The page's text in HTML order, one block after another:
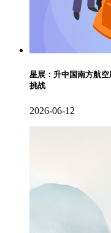
星展：升中国南方航
挑战
2026-06-12